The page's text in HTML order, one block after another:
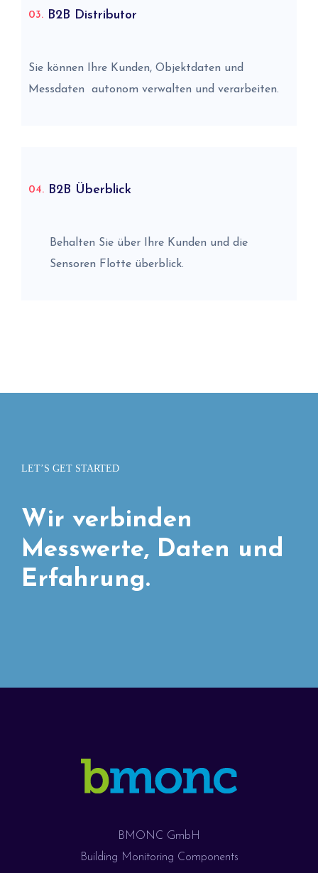
03. B2B Distributor
Sie können Ihre Kunden, Objektdaten und
Messdaten autonom verwalten und verarbeiten.
04. B2B Überblick
Behalten Sie über Ihre Kunden und die
Sensoren Flotte überblick.
LET’S GET STARTED
Wir verbinden
Messwerte, Daten und
Erfahrung.
BMONC GmbH
Building Monitoring Components